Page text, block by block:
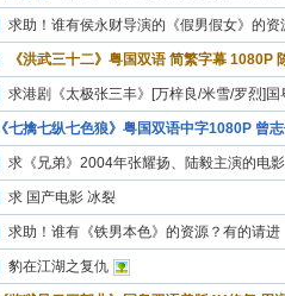
求助！谁有侯永财导演的《假男假女》的资
《洪武三十二》粤国双语 简繁字幕 1080P
求港剧《太极张三丰》[万梓良/米雪/罗烈]国
《七擒七纵七色狼》粤国双语中字1080P 曾
求《兄弟》2004年张耀扬、陆毅主演的电
求 国产电影 冰裂
求助！谁有《铁男本色》的资源？有的请进
豹在江湖之复仇